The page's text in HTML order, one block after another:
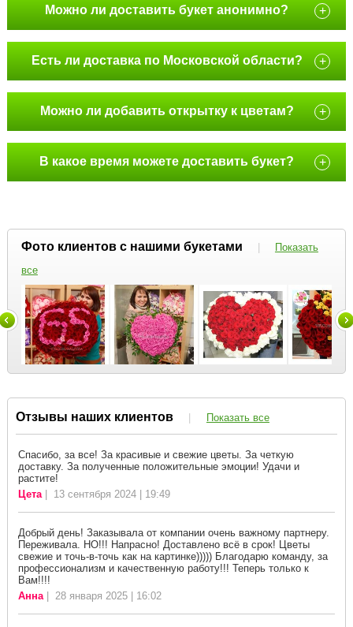
Можно ли доставить букет анонимно? +
Есть ли доставка по Московской области? +
Можно ли добавить открытку к цветам? +
В какое время можете доставить букет? +
Фото клиентов с нашими букетами |
Показать
все
Отзывы наших клиентов | Показать все
Спасибо, за все! За красивые и свежие цветы. За четкую
доставку. За полученные положительные эмоции! Удачи и
растите!
Цета| 13 сентября 2024 | 19:49
Добрый день! Заказывала от компании очень важному партнеру.
Переживала. НО!!! Напрасно! Доставлено всё в срок! Цветы
свежие и точь-в-точь как на картинке))))) Благодарю команду, за
профессионализм и качественную работу!!! Теперь только к
Вам!!!!
Анна| 28 января 2025 | 16:02